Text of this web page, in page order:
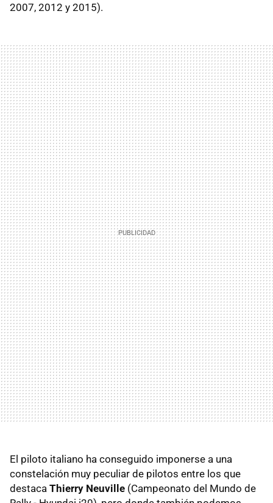
2007, 2012 y 2015).
El piloto italiano ha conseguido imponerse a una
constelación muy peculiar de pilotos entre los que
destaca Thierry Neuville (Campeonato del Mundo de